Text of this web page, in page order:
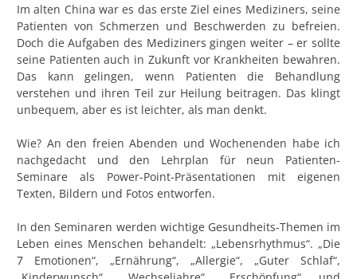
Im alten China war es das erste Ziel eines Mediziners, seine
Patienten von Schmerzen und Beschwerden zu befreien.
Doch die Aufgaben des Mediziners gingen weiter – er sollte
seine Patienten auch in Zukunft vor Krankheiten bewahren.
Das kann gelingen, wenn Patienten die Behandlung
verstehen und ihren Teil zur Heilung beitragen. Das klingt
unbequem, aber es ist leichter, als man denkt.
Wie? An den freien Abenden und Wochenenden habe ich
nachgedacht und den Lehrplan für neun Patienten-
Seminare als Power-Point-Präsentationen mit eigenen
Texten, Bildern und Fotos entworfen.
In den Seminaren werden wichtige Gesundheits-Themen im
Leben eines Menschen behandelt: „Lebensrhythmus“. „Die
7 Emotionen“, „Ernährung“, „Allergie“, „Guter Schlaf“,